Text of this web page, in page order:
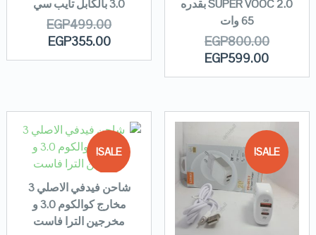
SUPER VOOC 2.0 بقدره
65 وات
EGP800.00
EGP599.00
3.0 بالكابل تايب سي
EGP499.00
EGP355.00
SALE!
SALE!
OUT OF
STOCK
شاحن فيدفي الاصلي 3
مخارج كوالكوم 3.0 و
مخرجين الترا فاست